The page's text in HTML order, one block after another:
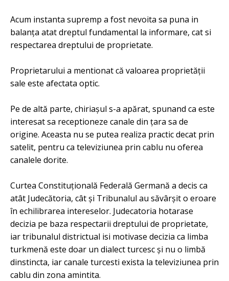
Acum instanta supremp a fost nevoita sa puna in
balanța atat dreptul fundamental la informare, cat si
respectarea dreptului de proprietate.
Proprietarului a mentionat că valoarea proprietății
sale este afectata optic.
Pe de altă parte, chiriașul s-a apărat, spunand ca este
interesat sa receptioneze canale din țara sa de
origine. Aceasta nu se putea realiza practic decat prin
satelit, pentru ca televiziunea prin cablu nu oferea
canalele dorite.
Curtea Constituțională Federală Germană a decis ca
atât Judecătoria, cât și Tribunalul au săvârșit o eroare
în echilibrarea intereselor. Judecatoria hotarase
decizia pe baza respectarii dreptului de proprietate,
iar tribunalul districtual isi motivase decizia ca limba
turkmenă este doar un dialect turcesc și nu o limbă
dinstincta, iar canale turcesti exista la televiziunea prin
cablu din zona amintita.